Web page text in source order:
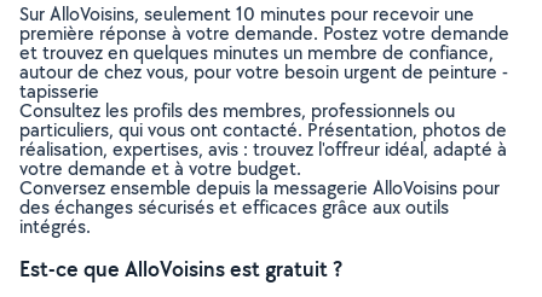
Sur AlloVoisins, seulement 10 minutes pour recevoir une
première réponse à votre demande. Postez votre demande
et trouvez en quelques minutes un membre de confiance,
autour de chez vous, pour votre besoin urgent de peinture -
tapisserie
Consultez les profils des membres, professionnels ou
particuliers, qui vous ont contacté. Présentation, photos de
réalisation, expertises, avis : trouvez l'offreur idéal, adapté à
votre demande et à votre budget.
Conversez ensemble depuis la messagerie AlloVoisins pour
des échanges sécurisés et efficaces grâce aux outils
intégrés.
Est-ce que AlloVoisins est gratuit ?